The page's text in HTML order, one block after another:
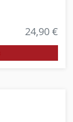
24,90 €